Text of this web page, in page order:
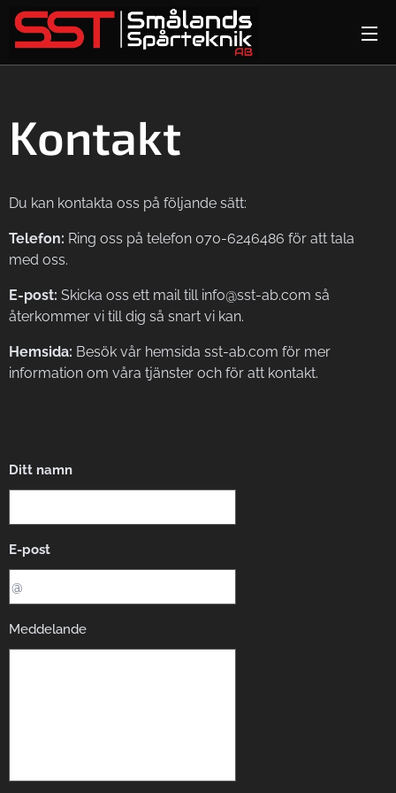
Kontakt
Du kan kontakta oss på följande sätt:
Telefon: Ring oss på telefon 070-6246486 för att tala
med oss.
E-post: Skicka oss ett mail till info@sst-ab.com så
återkommer vi till dig så snart vi kan.
Hemsida: Besök vår hemsida sst-ab.com för mer
information om våra tjänster och för att kontakt.
Ditt namn
E-post
Meddelande